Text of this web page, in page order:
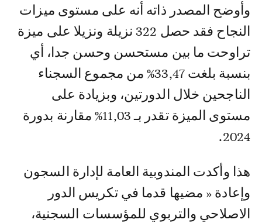
وأوضح المصدر ذاته أنه على مستوى ميزات
النجاح فقد حصل 322 نزيلة ونزيلا على ميزة
تراوحت ما بين مستحسن وحسن جدا، أي
بنسبة بلغت 33,47% من مجموع السجناء
الناجحين خلال الدورتين، وبزيادة على
مستوى الميزة تقدر بـ 11,03% مقارنة بدورة
2024.
هذا وأكدت المندوبية العامة لإدارة السجون
وإعادة « مضيها قدما في تكريس الدور
الاصلاحي والتربوي للمؤسسات السجنية،